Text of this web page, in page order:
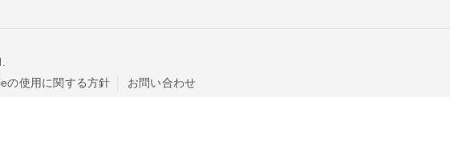
の使用に関する方針 お問い合わせ